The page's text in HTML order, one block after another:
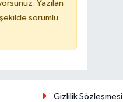
Yazılan
sorumlu
Gizlilik Sözleşmesi